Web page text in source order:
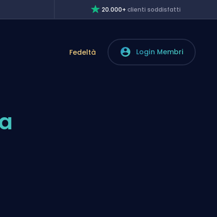
20.000+clienti soddisfatti
Fedeltà Login Membri